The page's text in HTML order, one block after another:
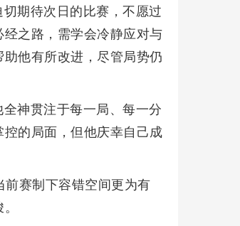
期待次日的比赛，不愿过
之路，需学会冷静应对与
他有所改进，尽管局势仍
神贯注于每一局、每一分
的局面，但他庆幸自己成
赛制下容错空间更为有